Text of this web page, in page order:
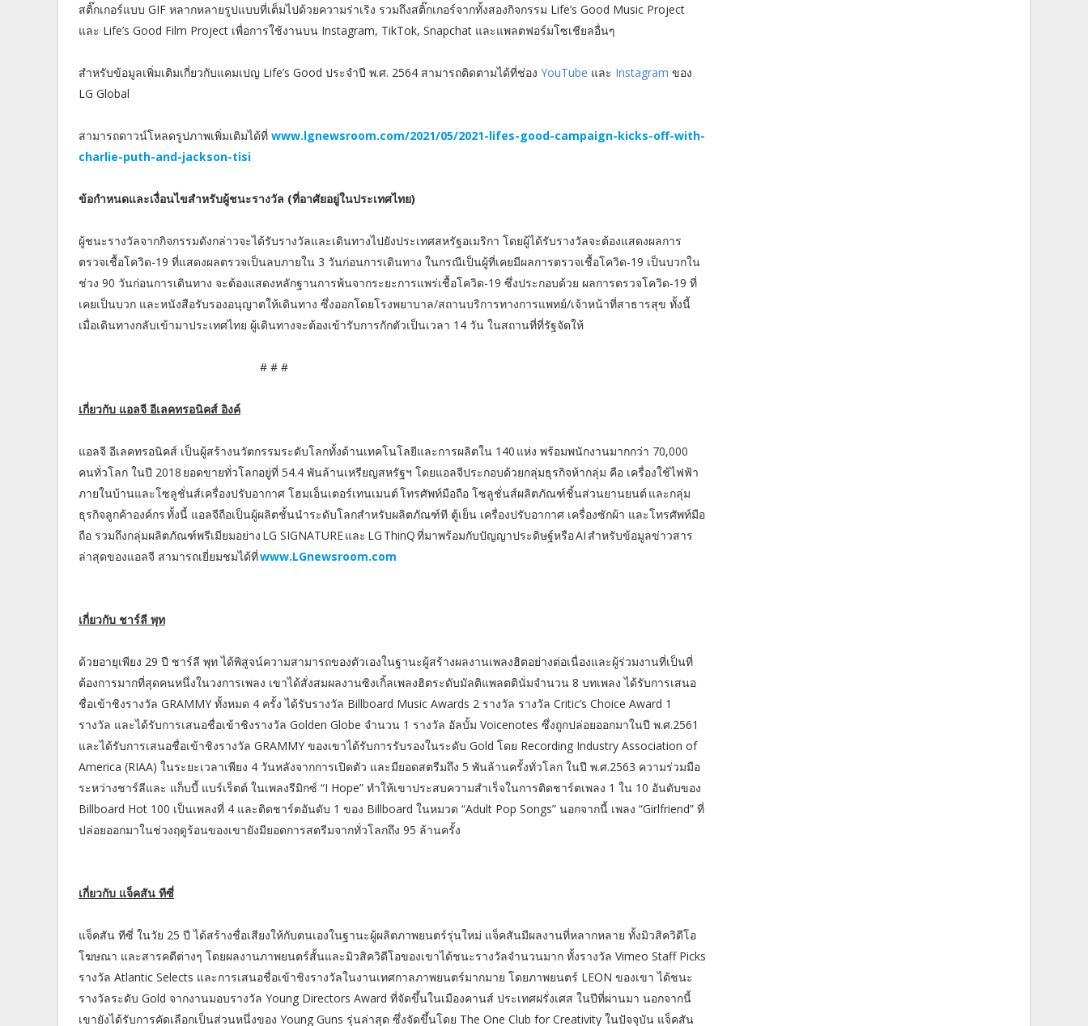
สติ๊กเกอร์แบบ GIF หลากหลายรูปแบบที่เต็มไปด้วยความร่าเริง รวมถึงสติ๊กเกอร์จากทั้งสองกิจกรรม Life’s Good Music Project
และ Life’s Good Film Project เพื่อการใช้งานบน Instagram, TikTok, Snapchat และแพลตฟอร์มโซเชียลอื่นๆ
สำหรับข้อมูลเพิ่มเติมเกี่ยวกับแคมเปญ Life’s Good ประจำปี พ.ศ. 2564 สามารถติดตามได้ที่ช่อง YouTube และ Instagram ของ
LG Global
สามารถดาวน์โหลดรูปภาพเพิ่มเติมได้ที่ www.lgnewsroom.com/2021/05/2021-lifes-good-campaign-kicks-off-with-
charlie-puth-and-jackson-tisi
ข้อกำหนดและเงื่อนไขสำหรับผู้ชนะรางวัล (ที่อาศัยอยู่ในประเทศไทย)
ผู้ชนะรางวัลจากกิจกรรมดังกล่าวจะได้รับรางวัลและเดินทางไปยังประเทศสหรัฐอเมริกา โดยผู้ได้รับรางวัลจะต้องแสดงผลการ
ตรวจเชื้อโควิด-19 ที่แสดงผลตรวจเป็นลบภายใน 3 วันก่อนการเดินทาง ในกรณีเป็นผู้ที่เคยมีผลการตรวจเชื้อโควิด-19 เป็นบวกใน
ช่วง 90 วันก่อนการเดินทาง จะต้องแสดงหลักฐานการพ้นจากระยะการแพร่เชื้อโควิด-19 ซึ่งประกอบด้วย ผลการตรวจโควิด-19 ที่
เคยเป็นบวก และหนังสือรับรองอนุญาตให้เดินทาง ซึ่งออกโดยโรงพยาบาล/สถานบริการทางการแพทย์/เจ้าหน้าที่สาธารสุข ทั้งนี้
เมื่อเดินทางกลับเข้ามาประเทศไทย ผู้เดินทางจะต้องเข้ารับการกักตัวเป็นเวลา 14 วัน ในสถานที่ที่รัฐจัดให้
# # #
เกี่ยวกับ แอลจี อีเลคทรอนิคส์ อิงค์
แอลจี อีเลคทรอนิคส์ เป็นผู้สร้างนวัตกรรมระดับโลกทั้งด้านเทคโนโลยีและการผลิตใน 140 แห่ง พร้อมพนักงานมากกว่า 70,000
คนทั่วโลก ในปี 2018 ยอดขายทั่วโลกอยู่ที่ 54.4 พันล้านเหรียญสหรัฐฯ โดยแอลจีประกอบด้วยกลุ่มธุรกิจห้ากลุ่ม คือ เครื่องใช้ไฟฟ้า
ภายในบ้านและโซลูชั่นส์เครื่องปรับอากาศ โฮมเอ็นเตอร์เทนเมนต์ โทรศัพท์มือถือ โซลูชั่นส์ผลิตภัณฑ์ชิ้นส่วนยานยนต์ และกลุ่ม
ธุรกิจลูกค้าองค์กร ทั้งนี้ แอลจีถือเป็นผู้ผลิตชั้นนำระดับโลกสำหรับผลิตภัณฑ์ที ตู้เย็น เครื่องปรับอากาศ เครื่องซักผ้า และโทรศัพท์มือ
ถือ รวมถึงกลุ่มผลิตภัณฑ์พรีเมียมอย่าง LG SIGNATURE และ LG ThinQ ที่มาพร้อมกับปัญญาประดิษฐ์หรือ AI สำหรับข้อมูลข่าวสาร
ล่าสุดของแอลจี สามารถเยี่ยมชมได้ที่www.LGnewsroom.com
เกี่ยวกับ ชาร์ลี พุท
ด้วยอายุเพียง 29 ปี ชาร์ลี พุท ได้พิสูจน์ความสามารถของตัวเองในฐานะผู้สร้างผลงานเพลงฮิตอย่างต่อเนื่องและผู้ร่วมงานที่เป็นที่
ต้องการมากที่สุดคนหนึ่งในวงการเพลง เขาได้สั่งสมผลงานซิงเกิ้ลเพลงฮิตระดับมัลติแพลตตินั่มจำนวน 8 บทเพลง ได้รับการเสนอ
ชื่อเข้าชิงรางวัล GRAMMY ทั้งหมด 4 ครั้ง ได้รับรางวัล Billboard Music Awards 2 รางวัล รางวัล Critic’s Choice Award 1
รางวัล และได้รับการเสนอชื่อเข้าชิงรางวัล Golden Globe จำนวน 1 รางวัล อัลบั้ม Voicenotes ซึ่งถูกปล่อยออกมาในปี พ.ศ.2561
และได้รับการเสนอชื่อเข้าชิงรางวัล GRAMMY ของเขาได้รับการรับรองในระดับ Gold โดย Recording Industry Association of
America (RIAA) ในระยะเวลาเพียง 4 วันหลังจากการเปิดตัว และมียอดสตรีมถึง 5 พันล้านครั้งทั่วโลก ในปี พ.ศ.2563 ความร่วมมือ
ระหว่างชาร์ลีและ แก็บบี้ แบร์เร็ตต์ ในเพลงรีมิกซ์ “I Hope” ทำให้เขาประสบความสำเร็จในการติดชาร์ตเพลง 1 ใน 10 อันดับของ
Billboard Hot 100 เป็นเพลงที่ 4 และติดชาร์ตอันดับ 1 ของ Billboard ในหมวด “Adult Pop Songs” นอกจากนี้ เพลง “Girlfriend” ที่
ปล่อยออกมาในช่วงฤดูร้อนของเขายังมียอดการสตรีมจากทั่วโลกถึง 95 ล้านครั้ง
เกี่ยวกับ แจ็คสัน ทีซี่
แจ็คสัน ทีซี่ ในวัย 25 ปี ได้สร้างชื่อเสียงให้กับตนเองในฐานะผู้ผลิตภาพยนตร์รุ่นใหม่ แจ็คสันมีผลงานที่หลากหลาย ทั้งมิวสิควิดีโอ
โฆษณา และสารคดีต่างๆ โดยผลงานภาพยนตร์สั้นและมิวสิควิดีโอของเขาได้ชนะรางวัลจำนวนมาก ทั้งรางวัล Vimeo Staff Picks
รางวัล Atlantic Selects และการเสนอชื่อเข้าชิงรางวัลในงานเทศกาลภาพยนตร์มากมาย โดยภาพยนตร์ LEON ของเขา ได้ชนะ
รางวัลระดับ Gold จากงานมอบรางวัล Young Directors Award ที่จัดขึ้นในเมืองคานส์ ประเทศฝรั่งเศส ในปีที่ผ่านมา นอกจากนี้
เขายังได้รับการคัดเลือกเป็นส่วนหนึ่งของ Young Guns รุ่นล่าสุด ซึ่งจัดขึ้นโดย The One Club for Creativity ในปัจจุบัน แจ็คสัน